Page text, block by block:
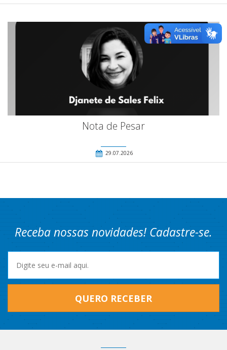
Nota de Pesar
29.07.2026
Receba nossas novidades! Cadastre-se.
QUERO RECEBER